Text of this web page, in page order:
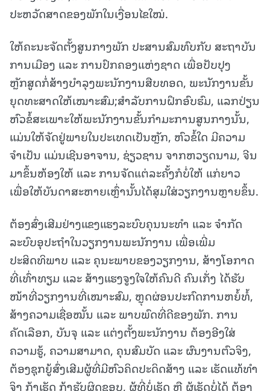
ປະຫວັດສາດຂອງພັກໃນເງື່ອນໄຂໃໝ່.
ໃຫ້ຄະນະຈັດຕັ້ງສູນກາງພັກ ປະສານສົມທົບກັບ ສະຖາບັນ
ການເມືອງ ແລະ ການປົກຄອງແຫ່ງຊາດ ເພື່ອປັບປຸງ
ຫຼັກສູດກໍ່ສ້າງບໍາລຸງພະນັກງານສືບທອດ, ພະນັກງານຂັ້ນ
ຍຸດທະສາດໃຫ້ເໝາະສົມ;ສຳລັບການຝຶກອົບຮົມ, ແລກປ່ຽນ
ຫົວຂໍ້ສະເພາະໃຫ້ພະນັກງານຂັ້ນກຳມະການສູນກາງນັ້ນ,
ແມ່ນໃຫ້ຈັດຢູ່ພາຍໃນປະເທດເປັນຫຼັກ, ຫົວຂໍ້ໃດ ມີຄວາມ
ຈຳເປັນ ແມ່ນເຊີນອາຈານ, ຊ່ຽວຊານ ຈາກຫວຽດນາມ, ຈີນ
ມາຂຶ້ນຫ້ອງໃຫ້ ແລະ ການຈັດແຕ່ລະຄັ້ງກໍບໍ່ໃຫ້ ແກ່ຍາວ
ເພື່ອໃຫ້ບັນດາສະຫາຍເຫຼົ່ານັ້ນໄດ້ສຸມໃສ່ວຽກງານຫຼາຍຂຶ້ນ.
ຕ້ອງສົ່ງເສີມຢ່າງແຂງແຮງລະບົບຄຸນນະທໍາ ແລະ ຈຳກັດ
ລະບົບອຸປະຖຳໃນວຽກງານພະນັກງານ ເພື່ອເພີ່ມ
ປະສິດທິພາບ ແລະ ຄຸນະພາບຂອງວຽກງານ, ສ້າງໂອກາດ
ທີ່ເທົ່າທຽມ ແລະ ສ້າງແຮງຈູງໃຈໃຫ້ຄົນດີ ຄົນເກັ່ງ ໄດ້ຮັບ
ໜ້າທີ່ວຽກງານທີ່ເໝາະສົມ, ຫຼຸດຜ່ອນປະກົດການຫຍໍ້ທໍ້,
ສ້າງຄວາມເຊື່ອໝັ້ນ ແລະ ພາບພົດທີ່ດີຂອງພັກ. ການ
ຄັດເລືອກ, ບັນຈຸ ແລະ ແຕ່ງຕັ້ງພະນັກງານ ຕ້ອງອີງໃສ່
ຄວາມຮູ້, ຄວາມສາມາດ, ຄຸນສົມບັດ ແລະ ຜົນງານຕົວຈິງ,
ຕ້ອງຊຸກຍູ້ສົ່ງເສີມຜູ້ທີ່ມີຫົວຄິດປະດິດສ້າງ ແລະ ເຮັດແທ້ທໍາ
ຈິງ ກ້າເຮັດ ກ້າຮັບຜິດຊອບ, ຜູ້ທີ່ບໍ່ເຮັດ ຫຼື ຜູ້ເຮັດບໍ່ໄດ້ ຕ້ອງ